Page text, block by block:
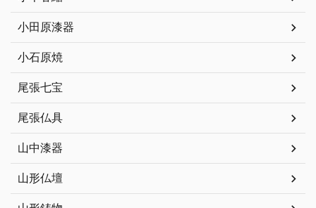
小田原漆器
小石原焼
尾張七宝
尾張仏具
山中漆器
山形仏壇